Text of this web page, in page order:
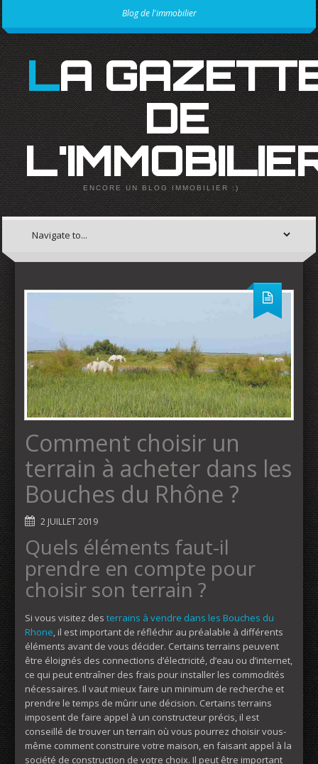
Blog de l'immobilier
LA GAZETTE
DE
ENCORE UN BLOG IMMOBILIER :)
Comment choisir un
terrain à acheter dans les
Bouches du Rhône ?
2 JUILLET 2019
Quels éléments faut-il
prendre en compte pour
choisir son terrain ?
Si vous visitez des terrains à vendre dans les Bouches du
Rhone, il est important de réfléchir au préalable à différents
éléments avant de vous décider. Certains terrains peuvent
être éloignés des connections d’électricité, d’eau ou d’internet,
ce qui peut entraîner des frais pour installer les commodités
nécessaires. Il vaut mieux faire un minimum de recherche et
prendre le temps de mûrir une décision. Certains terrains
imposent de faire appel à un constructeur précis, il est
conseillé de trouver un terrain où vous pourrez choisir vous-
même comment construire votre maison, en faisant appel à la
société de construction de votre choix. Il peut être important